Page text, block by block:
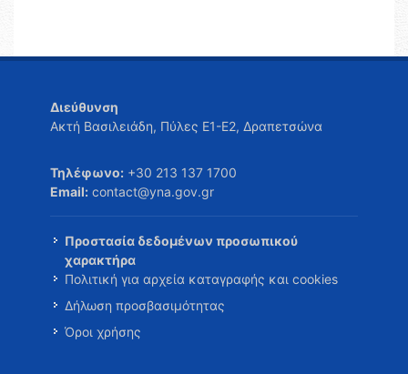
Διεύθυνση
Ακτή Βασιλειάδη, Πύλες Ε1-Ε2, Δραπετσώνα
Τηλέφωνο: +30 213 137 1700
Email: contact@yna.gov.gr
Προστασία δεδομένων προσωπικού
χαρακτήρα
Πολιτική για αρχεία καταγραφής και cookies
Δήλωση προσβασιμότητας
Όροι χρήσης